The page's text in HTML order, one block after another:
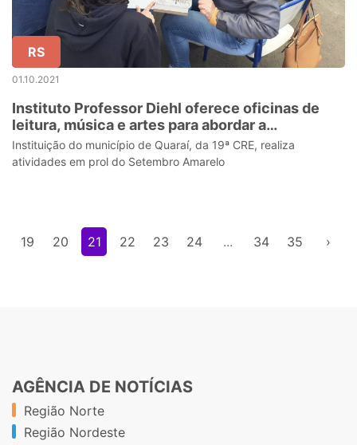
RS
01.10.2021
Instituto Professor Diehl oferece oficinas de
leitura, música e artes para abordar a
valorização da vida com os alunos
Instituição do município de Quaraí, da 19ª CRE, realiza
atividades em prol do Setembro Amarelo
19 20 21 22 23 24 ... 34 35 ›
AGÊNCIA DE NOTÍCIAS
Região Norte
Região Nordeste